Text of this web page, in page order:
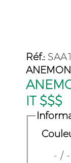
Réf.:
IT $$$
- / -